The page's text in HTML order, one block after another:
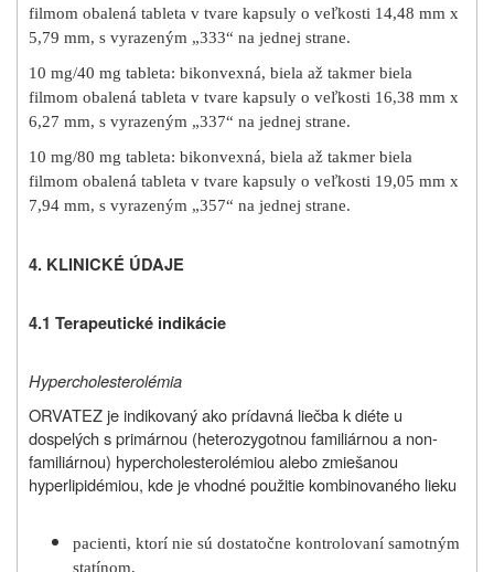
filmom obalená tableta v tvare kapsuly o veľkosti 14,48 mm x
5,79 mm, s vyrazeným „333“ na jednej strane.
10 mg/40 mg tableta: bikonvexná, biela až takmer biela
filmom obalená tableta v tvare kapsuly o veľkosti 16,38 mm x
6,27 mm, s vyrazeným „337“ na jednej strane.
10 mg/80 mg tableta: bikonvexná, biela až takmer biela
filmom obalená tableta v tvare kapsuly o veľkosti 19,05 mm x
7,94 mm, s vyrazeným „357“ na jednej strane.
4. KLINICKÉ ÚDAJE
4.1 Terapeutické indikácie
Hypercholesterolémia
ORVATEZ je indikovaný ako prídavná liečba k diéte u
dospelých s primárnou (heterozygotnou familiárnou a non-
familiárnou) hypercholesterolémiou alebo zmiešanou
hyperlipidémiou, kde je vhodné použitie kombinovaného lieku
pacienti, ktorí nie sú dostatočne kontrolovaní samotným
statínom,